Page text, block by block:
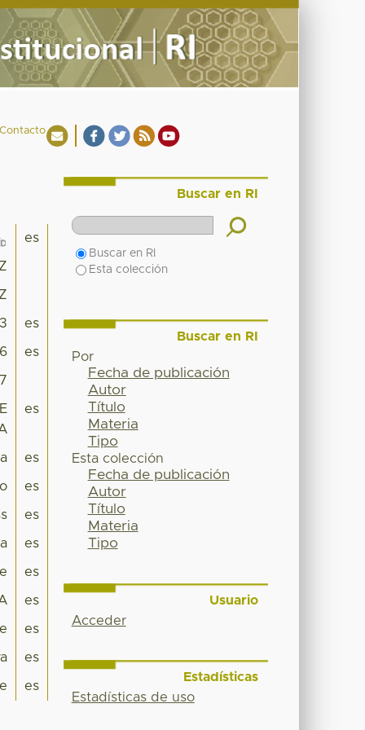
es
es
es
es
es
es
es
es
es
es
es
es
es
Buscar en RI
Buscar en RI
Esta colección
Buscar en RI
Por
Fecha de publicación
Autor
Título
Materia
Tipo
Esta colección
Fecha de publicación
Autor
Título
Materia
Tipo
Usuario
Acceder
Estadísticas
Estadísticas de uso